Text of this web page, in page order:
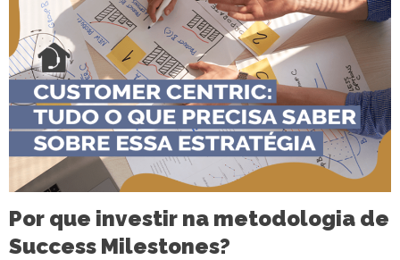
Por que investir na metodologia de
Success Milestones?